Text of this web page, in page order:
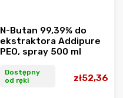
N-Butan 99,39% do
ekstraktora Addipure
PEO, spray 500 ml
Dostępny
od ręki
zł52,36